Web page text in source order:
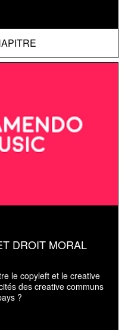
DROIT MORAL
le copyleft et le creative
des creative communs
?